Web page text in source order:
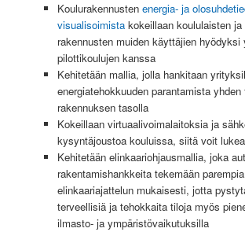
Koulurakennustenenergia- ja
visualisoimistakokeillaan koululaisten ja
rakennusten muiden käyttäjien hyödyksi
pilottikoulujen kanssa
Kehitetään mallia, jolla hankitaan
energiatehokkuuden parantamista
rakennuksen tasolla
Kokeillaan virtuaalivoimalaitoksia ja
kysyntäjoustoa kouluissa, siitä voit
Kehitetään elinkaariohjausmallia, joka
rakentamishankkeita tekemään
elinkaariajattelun mukaisesti, jotta
terveellisiä ja tehokkaita tiloja myös
ilmasto- ja ympäristövaikutuksilla